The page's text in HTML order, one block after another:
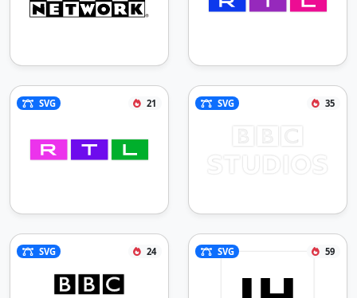
SVG 21 SVG 35
SVG 24 SVG 59